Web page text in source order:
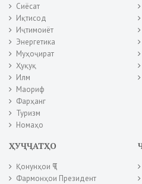
Сиёсат
Иқтисод
Иҷтимоиёт
Энергетика
Муҳоҷират
Ҳуқуқ
Илм
Маориф
Фарҳанг
Туризм
Номаҳо
ҲУҶҶАТҲО
Қонунҳои ҶТ
Фармонҳои Президент